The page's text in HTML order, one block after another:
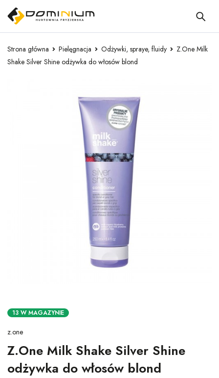
Strona główna Pielęgnacja Odżywki, spraye, fluidy
Z.One Milk
Shake Silver Shine odżywka do włosów blond
13 W MAGAZYNIE
z.one
Z.One Milk Shake Silver Shine
odżywka do włosów blond